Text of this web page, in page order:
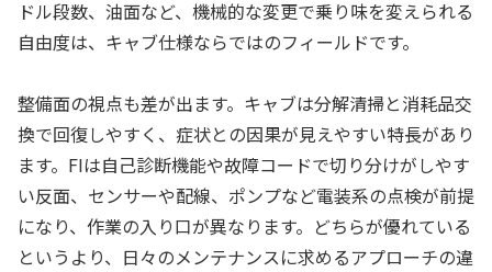
ドル段数、油面など、機械的な変更で乗り味を変えられる
自由度は、キャブ仕様ならではのフィールドです。
整備面の視点も差が出ます。キャブは分解清掃と消耗品交
換で回復しやすく、症状との因果が見えやすい特長があり
ます。FIは自己診断機能や故障コードで切り分けがしやす
い反面、センサーや配線、ポンプなど電装系の点検が前提
になり、作業の入り口が異なります。どちらが優れている
というより、日々のメンテナンスに求めるアプローチの違